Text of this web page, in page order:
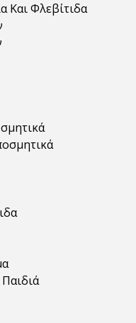
Και Φλεβίτιδα